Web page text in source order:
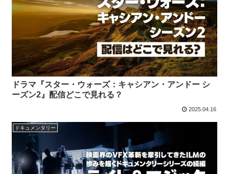
ドラマ『スター・ウォーズ：キャシアン・アンドー シ
ーズン2』配信どこで見れる？
2025.04.16
ドキュメンタリー